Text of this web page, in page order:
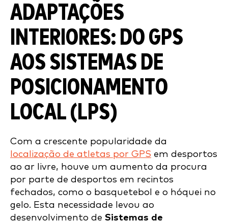
ADAPTAÇÕES
INTERIORES: DO GPS
AOS SISTEMAS DE
POSICIONAMENTO
LOCAL (LPS)
Com a crescente popularidade da
localização de atletas por GPS em desportos
ao ar livre, houve um aumento da procura
por parte de desportos em recintos
fechados, como o basquetebol e o hóquei no
gelo. Esta necessidade levou ao
desenvolvimento de Sistemas de